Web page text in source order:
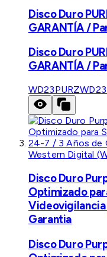
Disco Duro
GARANTÍA /
Disco Duro
GARANTÍA /
WD23PURZ
Western Digital
Disco Duro
Optimizado
Videovigilancia
Garantia
Disco Duro